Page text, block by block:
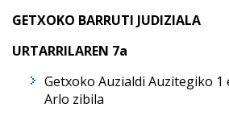
GETXOKO BARRUTI JUDIZIALA
URTARRILAREN 7a
Getxoko Auzialdi Auzitegiko 1
Arlo zibila